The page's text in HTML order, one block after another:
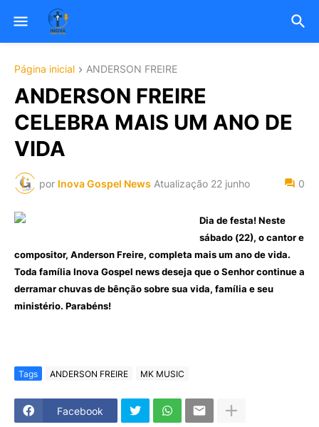
Página inicial ANDERSON FREIRE
ANDERSON FREIRE
CELEBRA MAIS UM ANO DE
VIDA
por Inova Gospel News Atualização 22 junho 0
Dia de festa! Neste
sábado (22), o cantor e
compositor, Anderson Freire, completa mais um ano de vida.
Toda família Inova Gospel news deseja que o Senhor continue a
derramar chuvas de bênção sobre sua vida, família e seu
ministério. Parabéns!
Tags ANDERSON FREIRE MK MUSIC
Facebook